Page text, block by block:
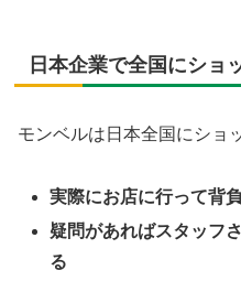
日本企業で全国にショ
モンベルは日本全国にショ
実際にお店に行って背
疑問があればスタッフ
る